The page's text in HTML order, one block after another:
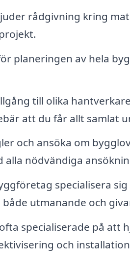
rådgivning kring
planeringen av hela
till olika
att du får allt samlat
och ansöka om
nödvändiga
specialisera
utmanande och
specialiserade på att
och